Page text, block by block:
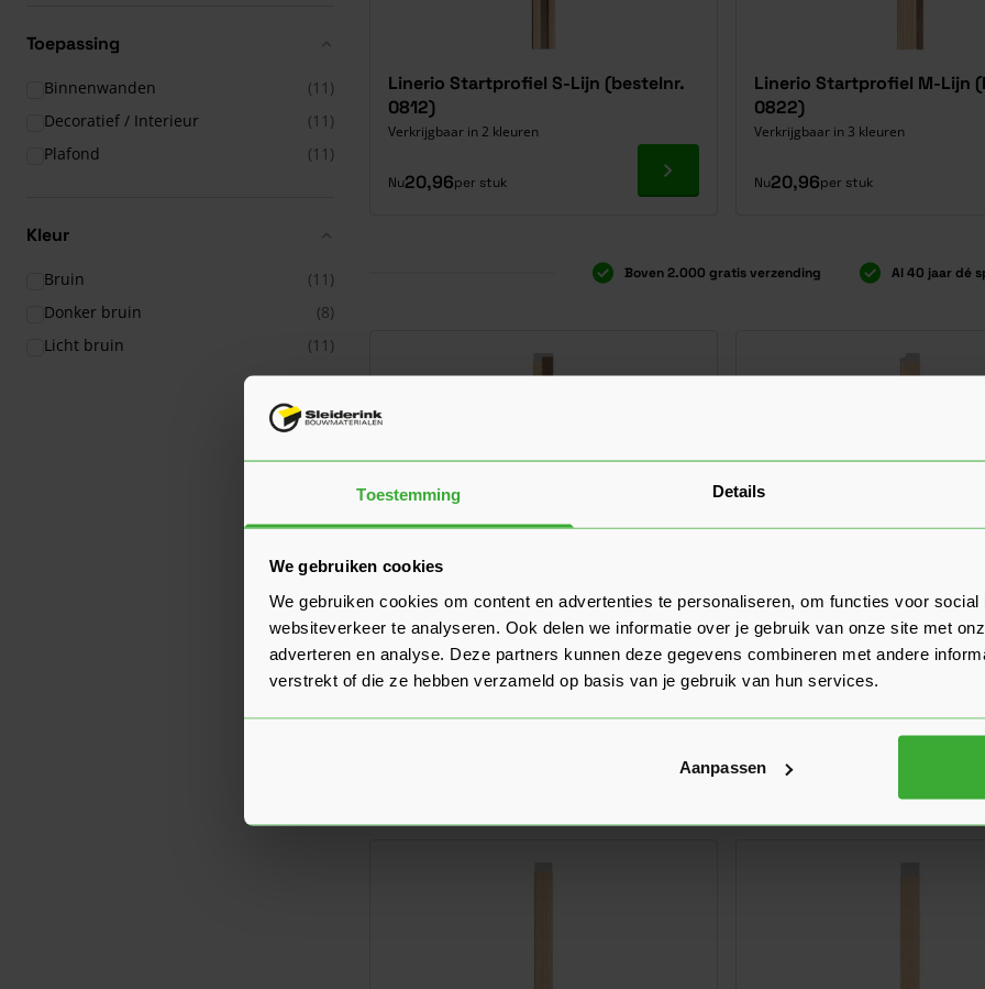
Toestemming Details
We gebruiken cookies
We gebruiken cookies om content en advertenties te personaliseren, om functies voor social
websiteverkeer te analyseren. Ook delen we informatie over je gebruik van onze site met
adverteren en analyse. Deze partners kunnen deze gegevens combineren met andere
verstrekt of die ze hebben verzameld op basis van je gebruik van hun services.
Aanpassen
Toepassing
Binnenwanden
(11)
Decoratief / Interieur
(11)
Plafond
(11)
Kleur
Bruin
(11)
Donker bruin
(8)
Licht bruin
(11)
Linerio Startprofiel S-Lijn (bestelnr.
0812)
Verkrijgbaar in 2 kleuren
Nu20,96per stuk Ga naar product
Linerio Startprofiel M-Lijn
0822)
Verkrijgbaar in 3 kleuren
Nu20,96per stuk
Boven 2.000 gratis verzending Al 40 jaar dé
Linerio Eindprofiel S-Lijn (bestelnr.
0811)
Linerio Eindprofiel M-Lijn
0821)
Verkrijgbaar in 3 kleuren